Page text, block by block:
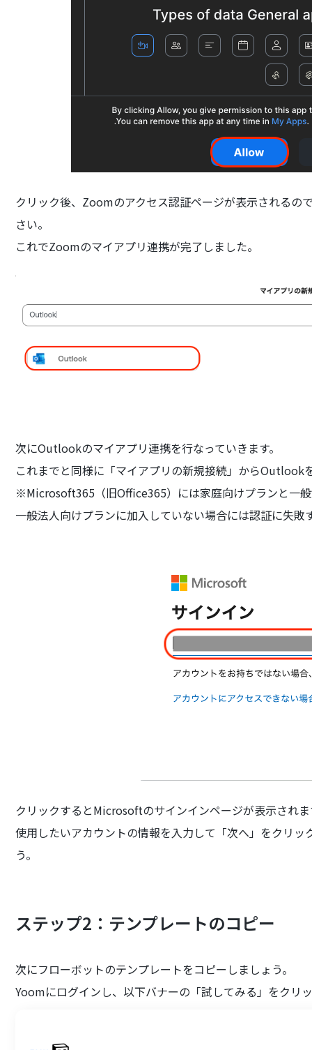
クリック後、Zoomのアクセス認証ページが表示される
さい。
これでZoomのマイアプリ連携が完了しました。
次にOutlookのマイアプリ連携を行なっていきます。
これまでと同様に「マイアプリの新規接続」からOutlook
※Microsoft365（旧Office365）には家庭向けプランと一
一般法人向けプランに加入していない場合には認証に失敗
クリックするとMicrosoftのサインインページが表示されま
使用したいアカウントの情報を入力して「次へ」をクリ
う。
ステップ2：テンプレートのコピー
次にフローボットのテンプレートをコピーしましょう。
Yoomにログインし、以下バナーの「試してみる」をクリ